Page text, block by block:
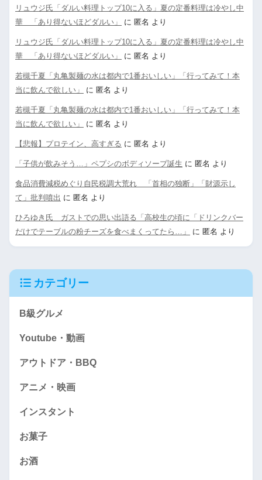
リュウジ氏「ダルい料理トップ10に入る」夏の定番料理は冷やし中
華 「あり得ないほどダルい」
に 匿名 より
リュウジ氏「ダルい料理トップ10に入る」夏の定番料理は冷やし中
華 「あり得ないほどダルい」
に 匿名 より
若槻千夏「丸亀製麺の水は都内で1番おいしい」「行ってみて！本
当に飲んで欲しい」
に 匿名 より
若槻千夏「丸亀製麺の水は都内で1番おいしい」「行ってみて！本
当に飲んで欲しい」
に 匿名 より
【悲報】プロテイン、高すぎる に 匿名 より
「子供が飲みそう…」ペプシのボディソープ誕生 に 匿名 より
食品消費減税めぐり自民税調大荒れ 「首相の独断」「財源示し
て」批判噴出 に 匿名 より
ひろゆき氏 ガストでの思い出語る「高校生の頃に「ドリンクバー
だけでテーブルの粉チーズを食べまくってたら…」
に 匿名 より
カテゴリー
B級グルメ
Youtube・動画
アウトドア・BBQ
アニメ・映画
インスタント
お菓子
お酒